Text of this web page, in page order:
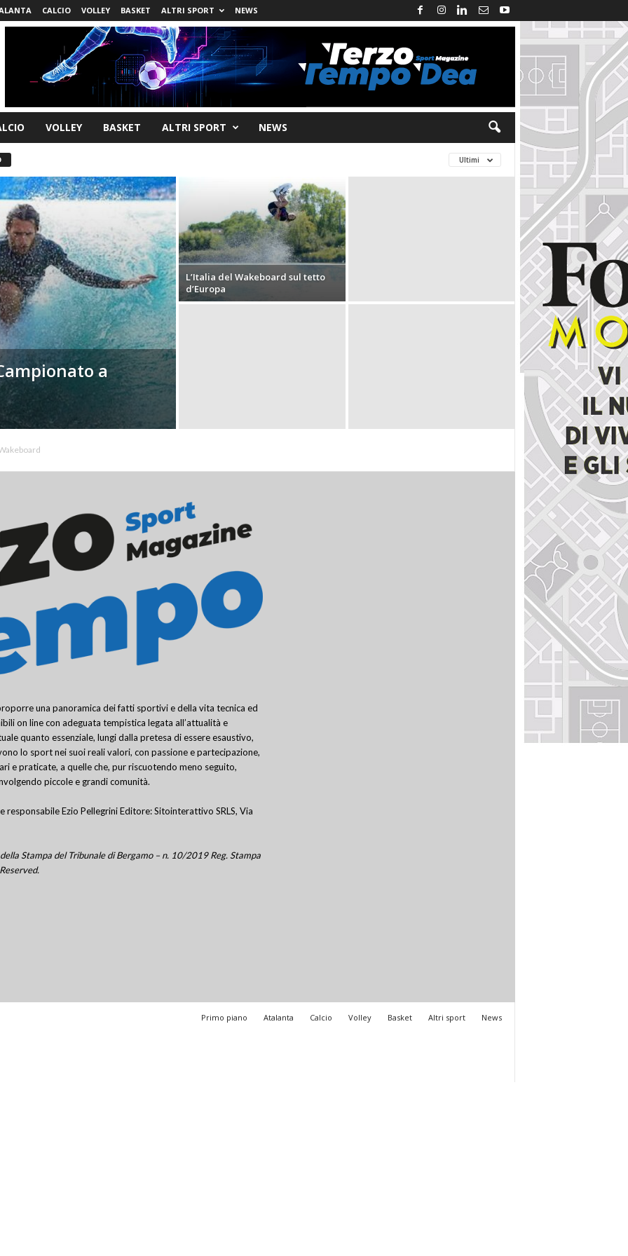
CALCIO VOLLEY BASKET ALTRI SPORT NEWS
VOLLEY BASKET ALTRI SPORT NEWS
Ultimi
a
L’Italia del Wakeboard sul tetto
d’Europa
una panoramica dei fatti sportivi e della vita tecnica ed
on line con adeguata tempistica legata all’attualità e
quanto essenziale, lungi dalla pretesa di essere esaustivo,
lo sport nei suoi reali valori, con passione e partecipazione,
e praticate, a quelle che, pur riscuotendo meno seguito,
piccole e grandi comunità.
Ezio Pellegrini Editore: Sitointerattivo SRLS, Via
Stampa del Tribunale di Bergamo – n. 10/2019 Reg. Stampa
Primo piano Atalanta Calcio Volley Basket Altri sport News